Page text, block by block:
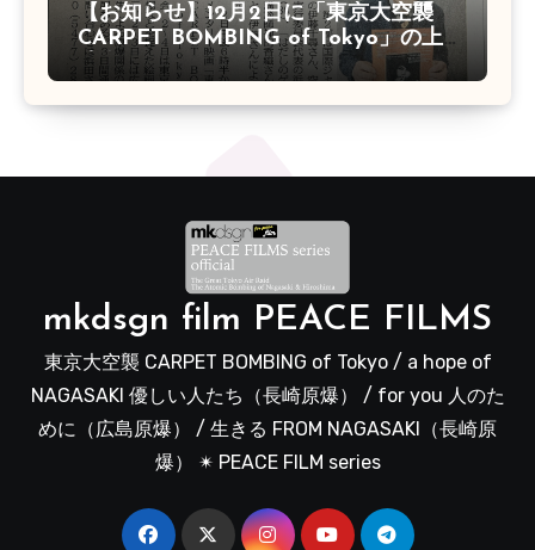
【お知らせ】12月2日に「東京大空襲
CARPET BOMBING of Tokyo」の上
映会があります
mkdsgn film PEACE FILMS
東京大空襲 CARPET BOMBING of Tokyo / a hope of
NAGASAKI 優しい人たち（長崎原爆） / for you 人のた
めに（広島原爆） / 生きる FROM NAGASAKI（長崎原
爆） ✴︎ PEACE FILM series